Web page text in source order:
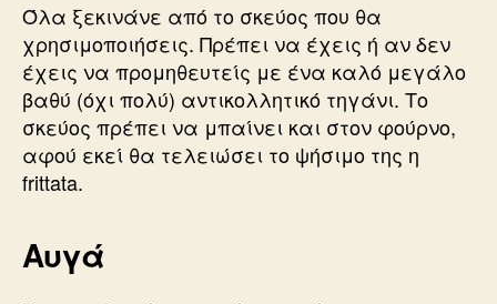
Όλα ξεκινάνε από το σκεύος που θα
χρησιμοποιήσεις. Πρέπει να έχεις ή αν δεν
έχεις να προμηθευτείς με ένα καλό μεγάλο
βαθύ (όχι πολύ) αντικολλητικό τηγάνι. Το
σκεύος πρέπει να μπαίνει και στον φούρνο,
αφού εκεί θα τελειώσει το ψήσιμο της η
frittata.
Αυγά